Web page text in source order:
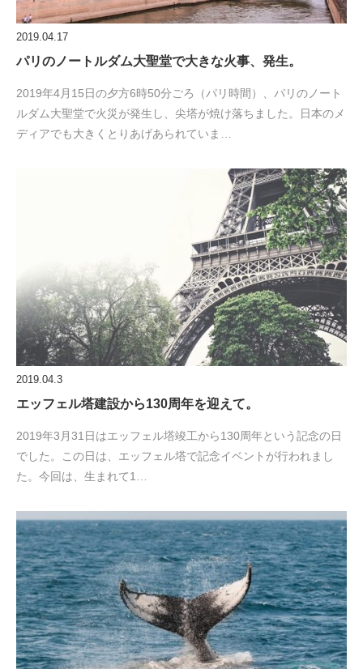
2019.04.17
パリのノートルダム大聖堂で大きな火事、発生。
2019年4月15日の夕方6時50分ごろ（パリ時間）、パリのノート
ルダム大聖堂で火災が発生し、尖塔が焼け落ちました。日本のメ
ディアでも大きくとりあげあられていま…
2019.04.3
エッフェル塔建設から130周年を迎えて。
2019年3月31日はエッフェル塔竣工から130周年という記念の日
でした。この日は、エッフェル塔で記念イベントが行われまし
た。今回は、生まれて1…